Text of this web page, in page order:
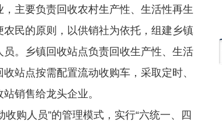
主要负责回收农村生产性、生活性再生
民的原则，以供销社为依托，组建乡镇
。乡镇回收站点负责回收生产性、生活
站点按需配置流动收购车，采取定时、
销售给龙头企业。
购人员”的管理模式，实行“六统一、四